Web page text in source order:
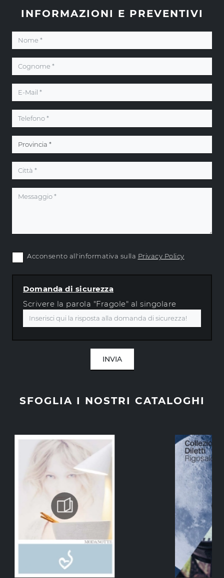
SFOGLIA I NOSTRI CATALOGHI
INFORMAZIONI E PREVENTIVI
Acconsento all'informativa sulla Privacy Policy
Domanda di sicurezza
Scrivere la parola "Fragole" al singolare
INVIA